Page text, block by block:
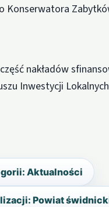
Konserwatora
nakładów
Inwestycji
Aktualności
Powiat